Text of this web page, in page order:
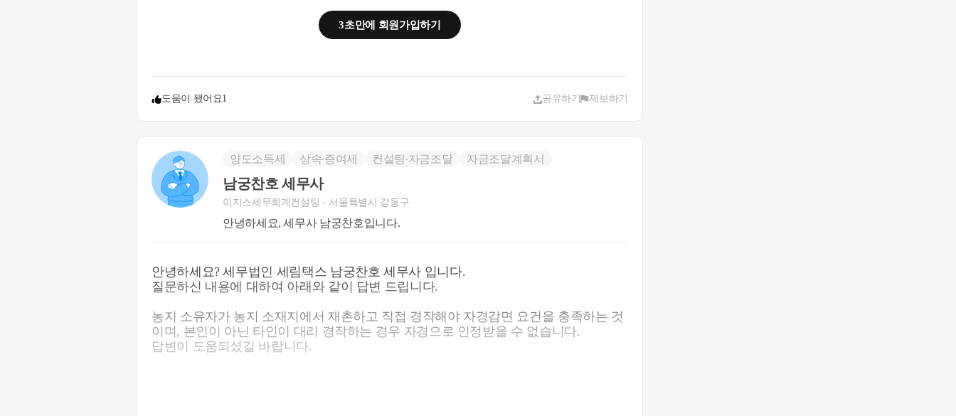
3초만에 회원가입하기
도움이 됐어요1 공유하기 제보하기
양도소득세 상속∙증여세 컨설팅∙자금조달 자금조달계획서
남궁찬호 세무사
이지스세무회계컨설팅 서울특별시 강동구
안녕하세요, 세무사 남궁찬호입니다.
안녕하세요? 세무법인 세림택스 남궁찬호 세무사 입니다.
질문하신 내용에 대하여 아래와 같이 답변 드립니다.
농지 소유자가 농지 소재지에서 재촌하고 직접 경작해야 자경감면 요건을 충족하는 것
이며, 본인이 아닌 타인이 대리 경작하는 경우 자경으로 인정받을 수 없습니다.
답변이 도움되셨길 바랍니다.